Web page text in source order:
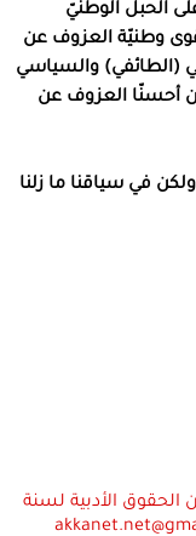
الحبل الوطنيّ
وطنيّة العزوف عن
(الطائفي) والسياسي
أحسنّا العزوف عن
في سياقنا ما زلنا
بموجب بند 27 أ لقانون الحقوق الأدبية لسنة